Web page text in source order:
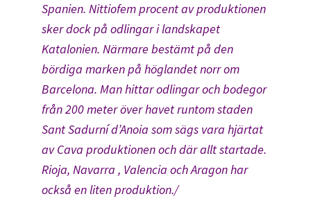
Spanien. Nittiofem procent av produktionen
sker dock på odlingar i landskapet
Katalonien. Närmare bestämt på den
bördiga marken på höglandet norr om
Barcelona. Man hittar odlingar och bodegor
från 200 meter över havet runtom staden
Sant Sadurní d’Anoia som sägs vara hjärtat
av Cava produktionen och där allt startade.
Rioja, Navarra , Valencia och Aragon har
också en liten produktion./